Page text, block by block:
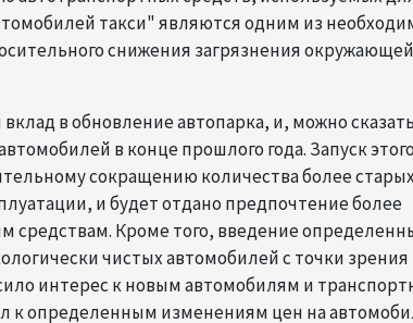
такси" являются одним из
снижения загрязнения окружающей
в обновление автопарка, и, можно
в конце прошлого года. Запуск этого
сокращению количества более старых
и будет отдано предпочтение более
Кроме того, введение
чистых автомобилей с точки зрения
интерес к новым автомобилям и
к определенным изменениям цен на